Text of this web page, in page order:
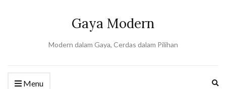
Gaya Modern
Modern dalam Gaya, Cerdas dalam Pilihan
Menu